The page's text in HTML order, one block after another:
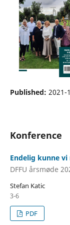
Published: 2021-
Konference
Endelig kunne
DFFU årsmøde
Stefan Katic
3-6
PDF